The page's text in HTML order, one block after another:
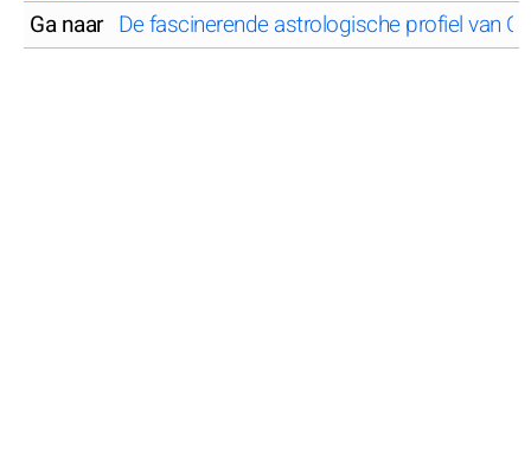
Ga naar De fascinerende astrologische profiel van